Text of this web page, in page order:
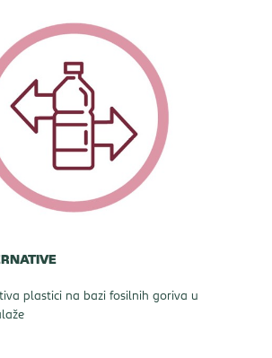
plastici na bazi fosilnih goriva u